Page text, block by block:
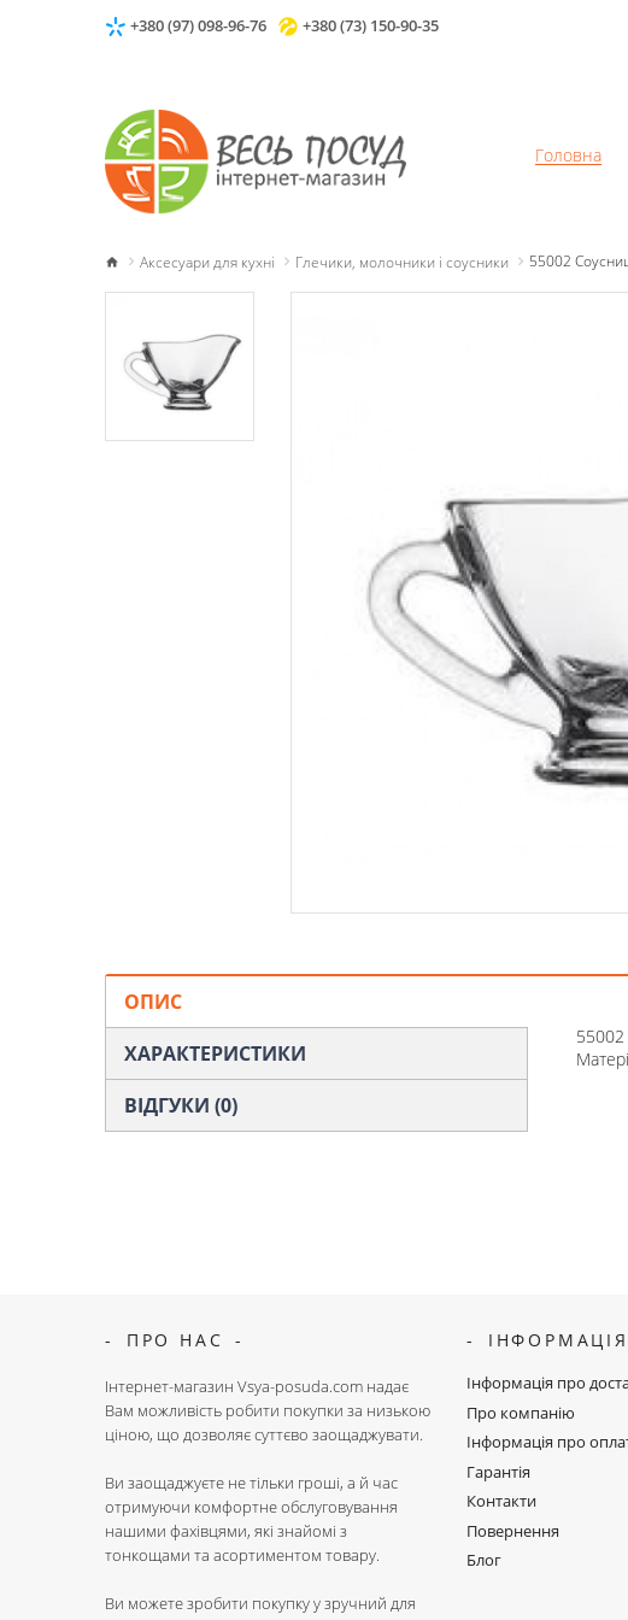
+380 (97) 098-96-76 +380 (73) 150-90-35
Головна
Аксесуари для кухні Глечики, молочники і соусники 55002
ОПИС
ХАРАКТЕРИСТИКИ
ВІДГУКИ (0)
ПРО НАС
Інтернет-магазин Vsya-posuda.com надає
Вам можливість робити покупки за низькою
ціною, що дозволяє суттєво заощаджувати.
Ви заощаджуєте не тільки гроші, а й час
отримуючи комфортне обслуговування
нашими фахівцями, які знайомі з
тонкощами та асортиментом товару.
Ви можете зробити покупку у зручний для
ІНФОРМАЦІЯ
Інформація про
Про компанію
Інформація про
Гарантія
Контакти
Повернення
Блог